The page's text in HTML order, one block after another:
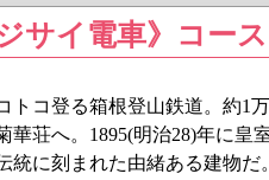
サイ電車》コース
コ登る箱根登山鉄道。約1
華荘へ。1895(明治28)年に
統に刻まれた由緒ある建物